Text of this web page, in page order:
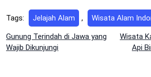
Tags: Jelajah Alam , Wisata Alam
Post
navigation
Gunung Terindah di Jawa yang
Wajib Dikunjungi
Wisata
Api